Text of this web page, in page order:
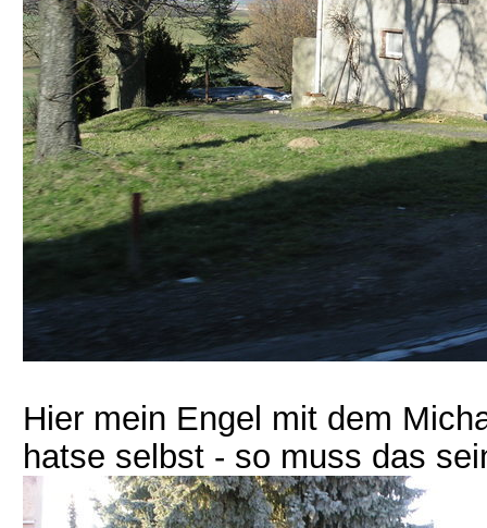
Hier mein Engel mit dem
hatse selbst - so muss das